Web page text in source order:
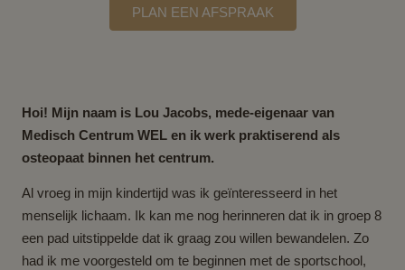
PLAN EEN AFSPRAAK
Hoi! Mijn naam is Lou Jacobs, mede-eigenaar van
Medisch Centrum WEL en ik werk praktiserend als
osteopaat binnen het centrum.
Al vroeg in mijn kindertijd was ik geïnteresseerd in het
menselijk lichaam. Ik kan me nog herinneren dat ik in groep 8
een pad uitstippelde dat ik graag zou willen bewandelen. Zo
had ik me voorgesteld om te beginnen met de sportschool,